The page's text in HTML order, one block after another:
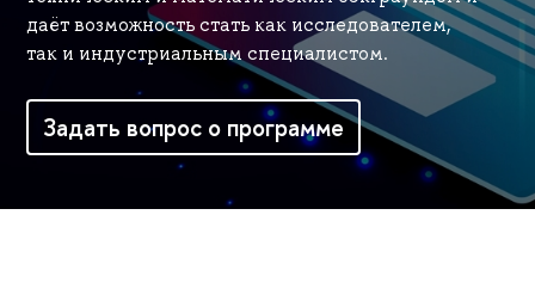
даёт возможность стать как исследователем,
так и индустриальным специалистом.
Задать вопрос о программе